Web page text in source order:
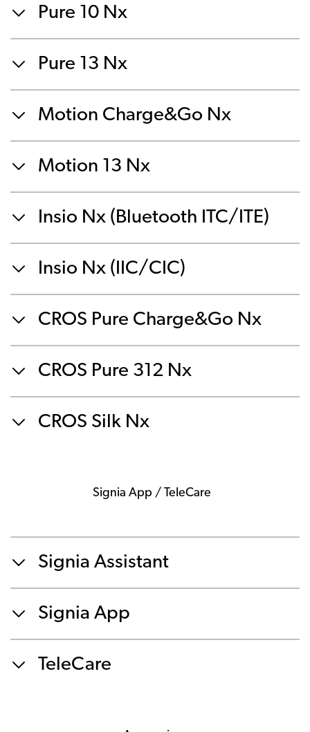
Pure 10 Nx
Pure 13 Nx
Motion Charge&Go Nx
Motion 13 Nx
Insio Nx (Bluetooth ITC/ITE)
Insio Nx (IIC/CIC)
CROS Pure Charge&Go Nx
CROS Pure 312 Nx
CROS Silk Nx
Signia App / TeleCare
Signia Assistant
Signia App
TeleCare